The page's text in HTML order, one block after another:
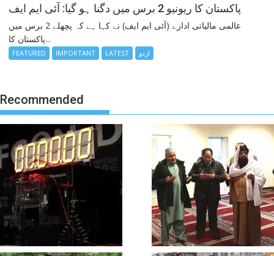
پاکستان کا ریونیو 2 برس میں دگنا ہو گیا: آئی ایم ایف
عالمی مالیاتی ادارے (آئی ایم ایف) نے کہا ہے کہ پچھلے 2 برس میں
پاکستان کا...
FEATURED IMPORTANT LATEST اردو
Recommended